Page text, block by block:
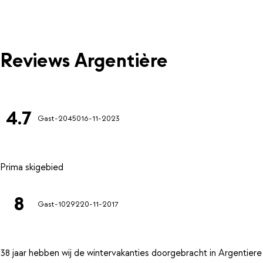
Reviews Argentière
4.7 Gast-2045016-11-2023
8 Gast-1029220-11-2017